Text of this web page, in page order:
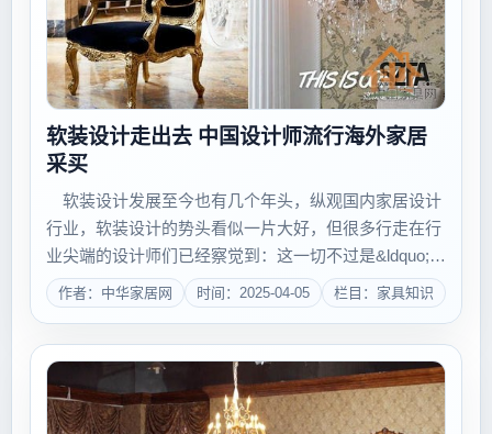
软装设计走出去 中国设计师流行海外家居
采买
软装设计发展至今也有几个年头，纵观国内家居设计
行业，软装设计的势头看似一片大好，但很多行走在行
业尖端的设计师们已经察觉到：这一切不过是&ldquo;繁
华的泡沫&rdquo;而已。 国内软装设计行业的发展
带动了产品生产及零售领域竞争的日趋激烈，但从国内
作者：中华家居网 时间：2025-04-05 栏目：家具知识